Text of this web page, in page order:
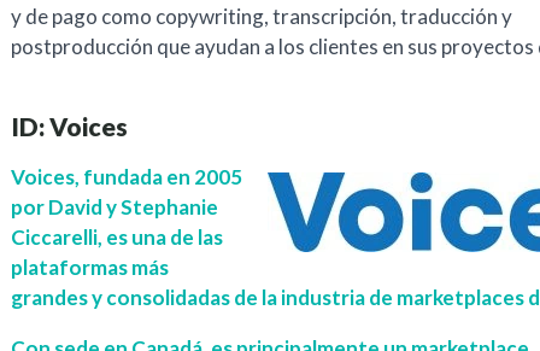
y de pago como copywriting, transcripción, traducción y
postproducción que ayudan a los clientes en sus proyectos
ID: Voices
Voices, fundada en 2005
por David y Stephanie
Ciccarelli, es una de las
plataformas más
grandes y consolidadas de la industria de marketplaces